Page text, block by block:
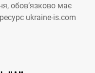
обов’язково має
ukraine-is.com